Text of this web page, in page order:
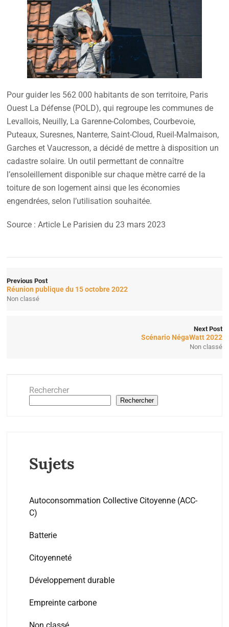
Pour guider les 562 000 habitants de son territoire, Paris
Ouest La Défense (POLD), qui regroupe les communes de
Levallois, Neuilly, La Garenne-Colombes, Courbevoie,
Puteaux, Suresnes, Nanterre, Saint-Cloud, Rueil-Malmaison,
Garches et Vaucresson, a décidé de mettre à disposition un
cadastre solaire. Un outil permettant de connaître
l’ensoleillement disponible sur chaque mètre carré de la
toiture de son logement ainsi que les économies
engendrées, selon l’utilisation souhaitée.
Source : Article Le Parisien du 23 mars 2023
Previous Post
Réunion publique du 15 octobre 2022
Non classé
Next Post
Scénario NégaWatt 2022
Non classé
Rechercher
Rechercher
Sujets
Autoconsommation Collective Citoyenne (ACC-
C)
Batterie
Citoyenneté
Développement durable
Empreinte carbone